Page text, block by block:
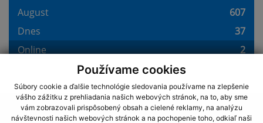
Používame cookies
Súbory cookie a ďalšie technológie sledovania používame na zlepšenie
vášho zážitku z prehliadania našich webových stránok, na to, aby sme
vám zobrazovali prispôsobený obsah a cielené reklamy, na analýzu
návštevnosti našich webových stránok a na pochopenie toho, odkiaľ naši
využite možnosť získavania aktuálnych informácií s využitím RSS
CMS systém (redakčný) systém ECHELON 2,Mapa stránok,web portál